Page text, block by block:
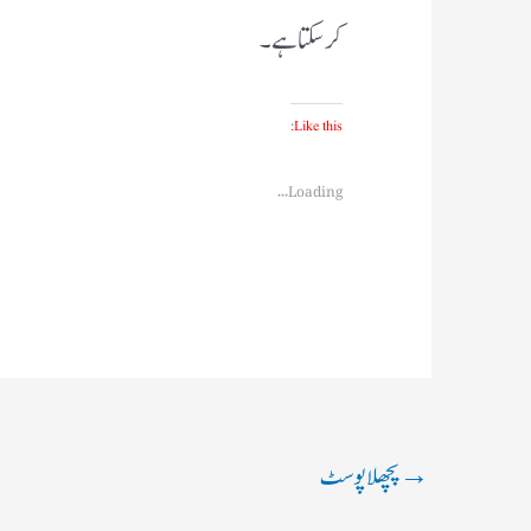
کرسکتا ہے۔
Like this:
Loading...
→پچھلا پوسٹ